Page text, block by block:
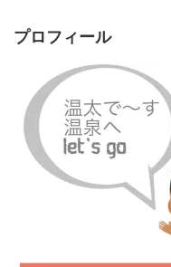
プロフィール